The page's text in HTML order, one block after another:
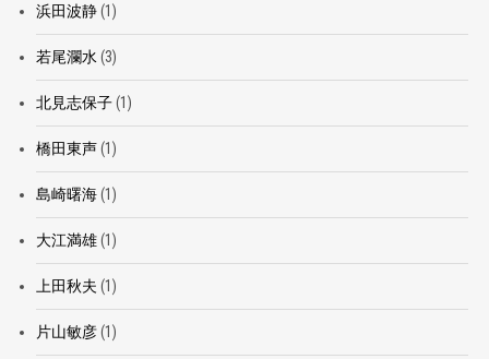
浜田波静(1)
若尾瀾水 (3)
北見志保子(1)
橋田東声(1)
島崎曙海(1)
大江満雄(1)
上田秋夫 (1)
片山敏彦(1)